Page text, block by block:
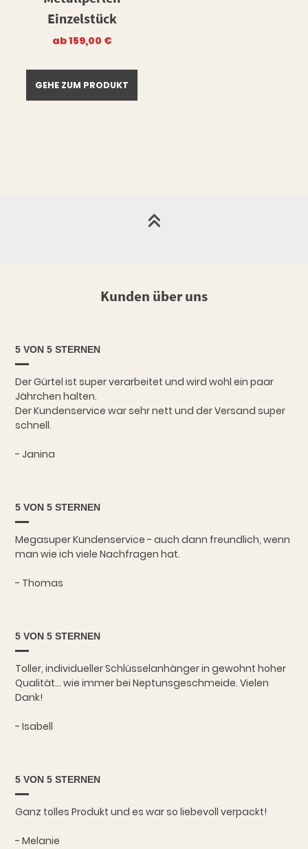
Einzelstück
ab159,00 €
GEHE ZUM PRODUKT
Kunden über uns
5 VON 5 STERNEN
Der Gürtel ist super verarbeitet und wird wohl ein paar
Jährchen halten.
Der Kundenservice war sehr nett und der Versand super
schnell.
- Janina
5 VON 5 STERNEN
Megasuper Kundenservice - auch dann freundlich, wenn
man wie ich viele Nachfragen hat.
- Thomas
5 VON 5 STERNEN
Toller, individueller Schlüsselanhänger in gewohnt hoher
Qualität... wie immer bei Neptunsgeschmeide. Vielen
Dank!
- Isabell
5 VON 5 STERNEN
Ganz tolles Produkt und es war so liebevoll verpackt!
- Melanie